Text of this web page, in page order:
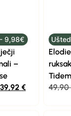
9,98€
–
39,92 €
49,90